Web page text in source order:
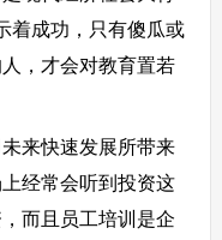
着成功，只有傻瓜或
，才会对教育置若
来快速发展所带来
经常会听到投资这
而且员工培训是企